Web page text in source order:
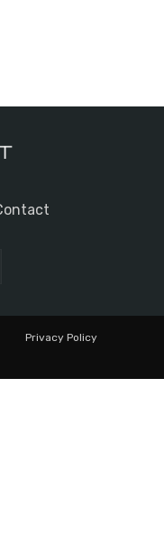
Privacy Policy